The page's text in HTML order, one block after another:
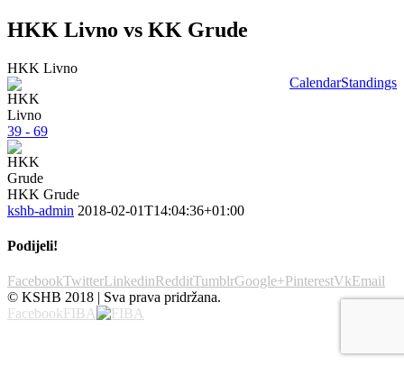
HKK Livno vs KK Grude
CalendarStandings
HKK Livno
39 - 69
HKK Grude
kshb-admin 2018-02-01T14:04:36+01:00
Podijeli!
FacebookTwitterLinkedinRedditTumblrGoogle+PinterestVkEmail
© KSHB 2018 | Sva prava pridržana.
FacebookFIBA